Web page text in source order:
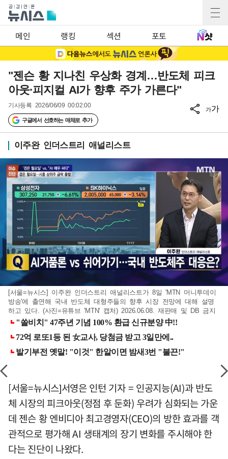
메인 랭킹 섹션 포토
"젠슨 황 지나친 우상화 경계…반도체 피크
아웃·피지컬 AI가 향후 주가 가른다"
기사등록 2026/06/09 00:02:00
구글에서 선호하는 매체로 추가
가가
이주완 인더스트리 애널리스트
[서울=뉴시스] 이주완 인더스트리 애널리스트가 8일 'MTN 머니투데이
방송'에 출연해 국내 반도체 대형주들의 향후 시장 전망에 대해 설명
하고 있다. (사진=유튜브 'MTN' 캡처) 2026.06.08. 재판매 및 DB 금지
[서울=뉴시스]서영은 인턴 기자 = 인공지능(AI)과 반도
체 시장의 피크아웃(정점 후 둔화) 우려가 심화되는 가운
데 젠슨 황 엔비디아 최고경영자(CEO)의 방한 효과를 객
관적으로 평가해 AI 생태계의 장기 변화를 주시해야 한
다는 진단이 나왔다.